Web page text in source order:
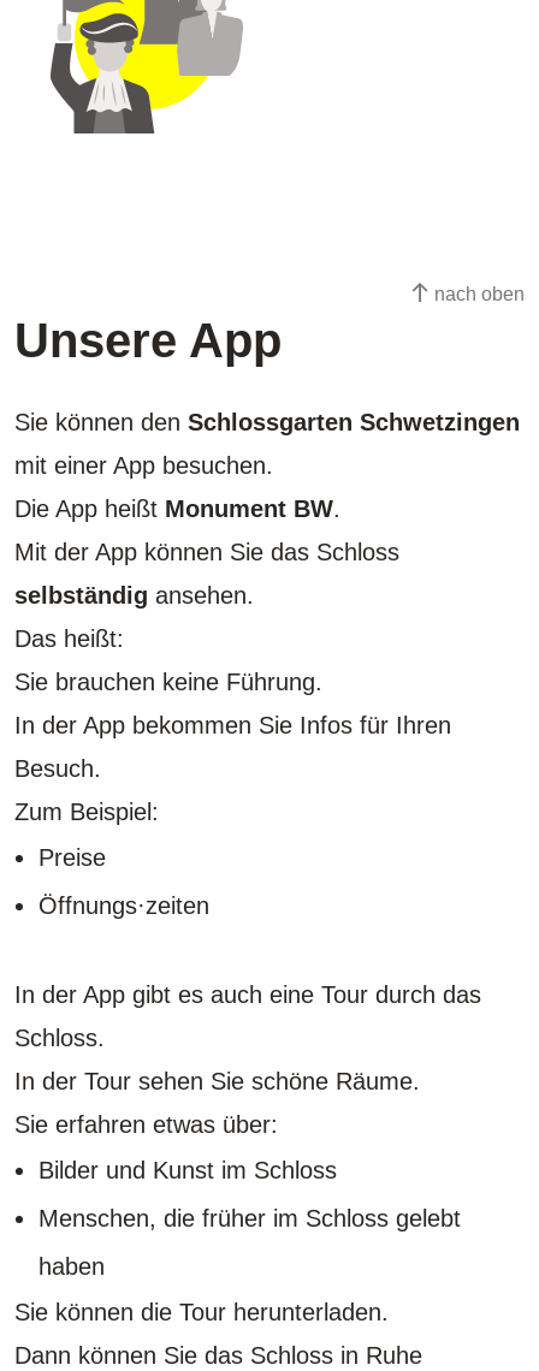
nach oben
Unsere App
Sie können den Schlossgarten Schwetzingen
mit einer App besuchen.
Die App heißt Monument BW.
Mit der App können Sie das Schloss
selbständig ansehen.
Das heißt:
Sie brauchen keine Führung.
In der App bekommen Sie Infos für Ihren
Besuch.
Zum Beispiel:
Preise
Öffnungs·zeiten
In der App gibt es auch eine Tour durch das
Schloss.
In der Tour sehen Sie schöne Räume.
Sie erfahren etwas über:
Bilder und Kunst im Schloss
Menschen, die früher im Schloss gelebt
haben
Sie können die Tour herunterladen.
Dann können Sie das Schloss in Ruhe